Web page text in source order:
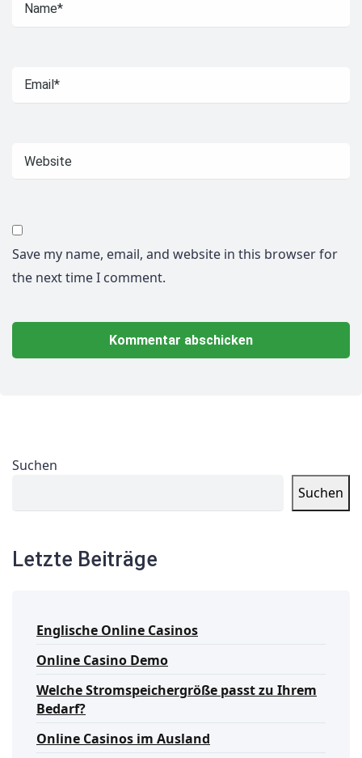
Save my name, email, and website in this browser for
the next time I comment.
Suchen
Suchen
Letzte Beiträge
Englische Online Casinos
Online Casino Demo
Welche Stromspeichergröße passt zu Ihrem
Bedarf?
Online Casinos im Ausland